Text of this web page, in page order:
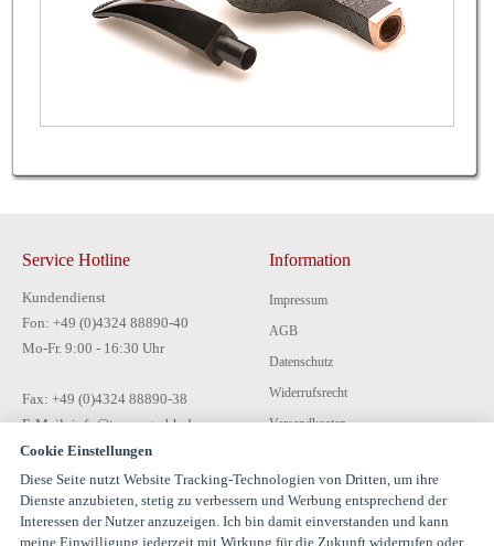
Service Hotline
Kundendienst
Fon: +49 (0)4324 88890-40
Mo-Fr. 9:00 - 16:30 Uhr
Fax: +49 (0)4324 88890-38
E-Mail: info@tecon-gmbh.de
Information
Impressum
AGB
Datenschutz
Widerrufsrecht
Versandkosten
Kontakt
Cookie Einstellungen
Diese Seite nutzt Website Tracking-Technologien von Dritten, um ihre
Dienste anzubieten, stetig zu verbessern und Werbung entsprechend der
Interessen der Nutzer anzuzeigen. Ich bin damit einverstanden und kann
meine Einwilligung jederzeit mit Wirkung für die Zukunft widerrufen oder